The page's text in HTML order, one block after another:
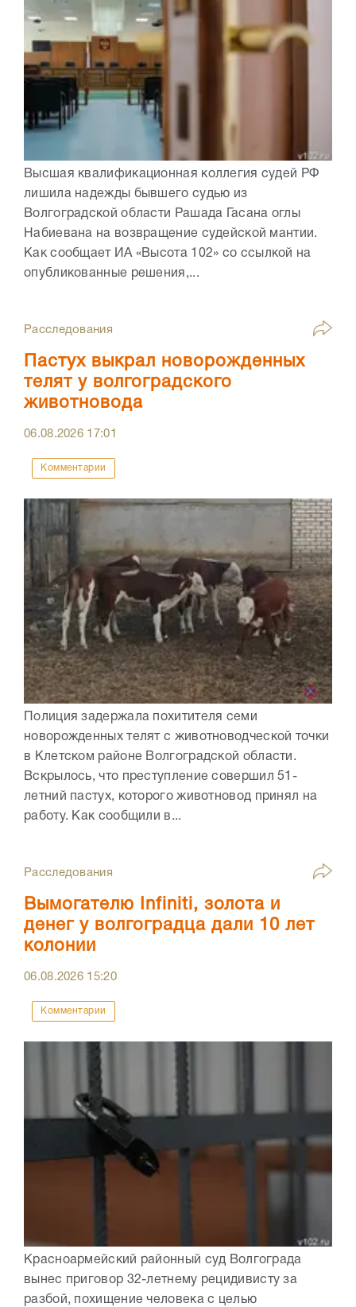
Высшая квалификационная коллегия судей РФ
лишила надежды бывшего судью из
Волгоградской области Рашада Гасана оглы
Набиевана на возвращение судейской мантии.
Как сообщает ИА «Высота 102» со ссылкой на
опубликованные решения,...
Расследования
Пастух выкрал новорожденных
телят у волгоградского
животновода
06.08.2026 17:01
Комментарии
Полиция задержала похитителя семи
новорожденных телят с животноводческой точки
в Клетском районе Волгоградской области.
Вскрылось, что преступление совершил 51-
летний пастух, которого животновод принял на
работу. Как сообщили в...
Расследования
Вымогателю Infiniti, золота и
денег у волгоградца дали 10 лет
колонии
06.08.2026 15:20
Комментарии
Красноармейский районный суд Волгограда
вынес приговор 32-летнему рецидивисту за
разбой, похищение человека с целью